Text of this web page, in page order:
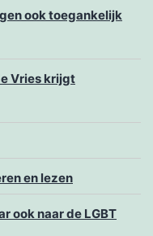
ook toegankelijk
Vries krijgt
en lezen
ook naar de LGBT